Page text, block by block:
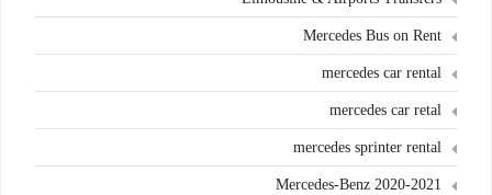
Mercedes Bus on Rent
mercedes car rental
mercedes car retal
mercedes sprinter rental
Mercedes-Benz 2020-2021